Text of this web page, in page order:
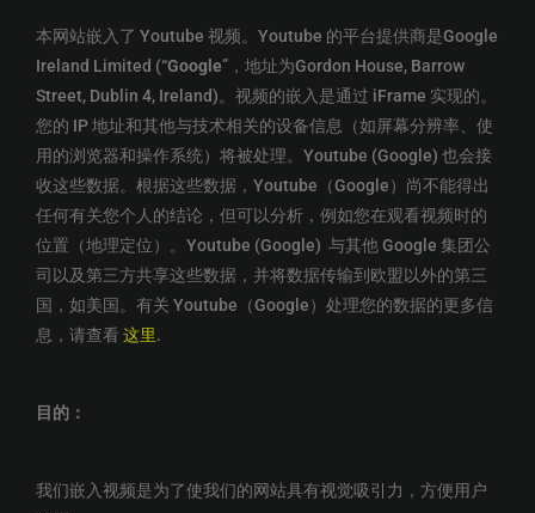
本网站嵌入了 Youtube 视频。Youtube 的平台提供商是Google
Ireland Limited (“Google”，地址为Gordon House, Barrow
Street, Dublin 4, Ireland)。视频的嵌入是通过 iFrame 实现的。
您的 IP 地址和其他与技术相关的设备信息（如屏幕分辨率、使
用的浏览器和操作系统）将被处理。Youtube (Google) 也会接
收这些数据。根据这些数据，Youtube（Google）尚不能得出
任何有关您个人的结论，但可以分析，例如您在观看视频时的
位置（地理定位）。Youtube (Google) 与其他 Google 集团公
司以及第三方共享这些数据，并将数据传输到欧盟以外的第三
国，如美国。有关 Youtube（Google）处理您的数据的更多信
息，请查看 这里.
目的：
我们嵌入视频是为了使我们的网站具有视觉吸引力，方便用户